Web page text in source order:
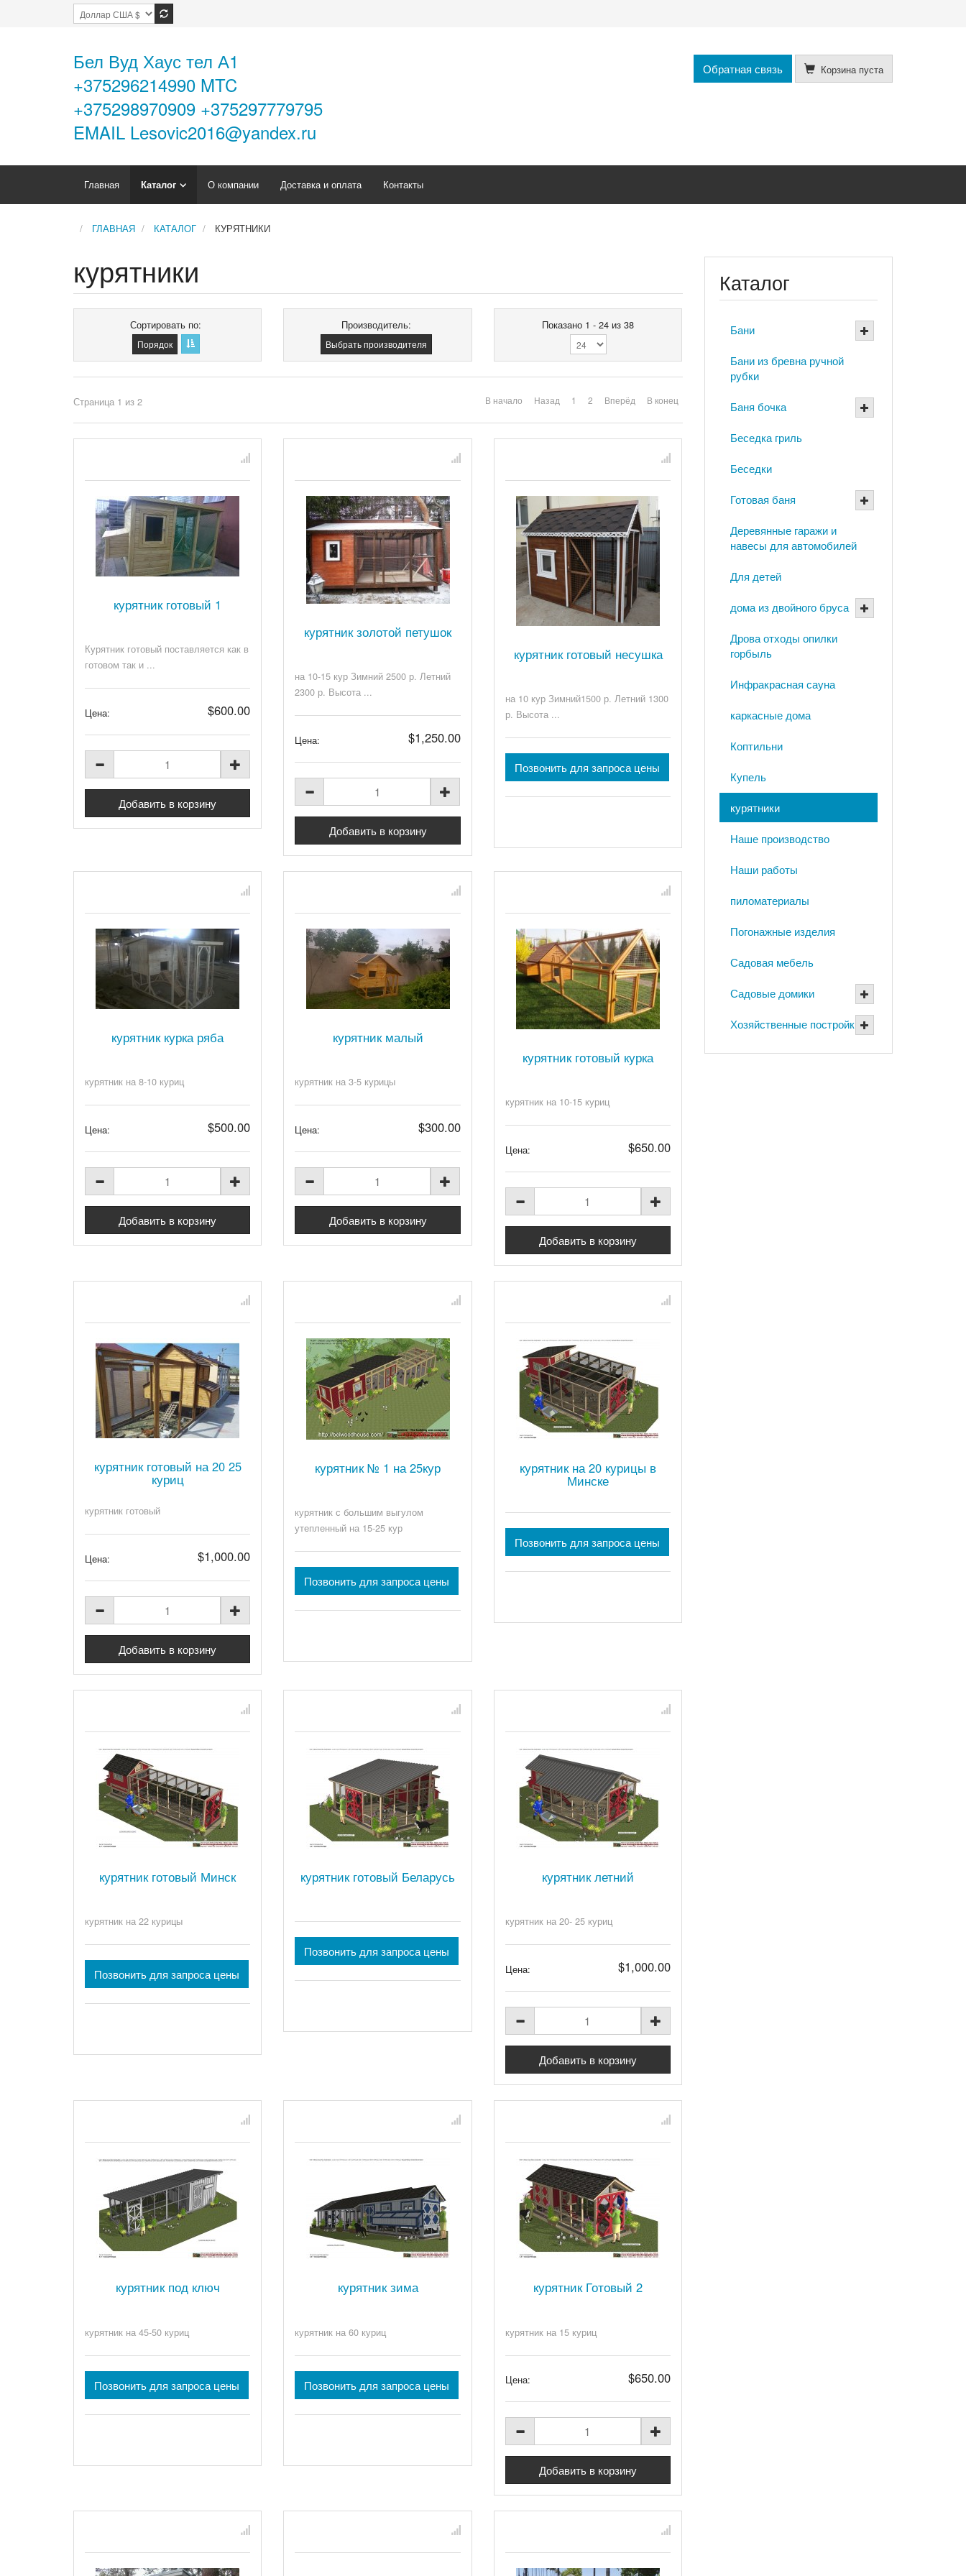
Бел Вуд Хаус тел А1
+375296214990 MTC
+375298970909 +375297779795
EMAIL Lesovic2016@yandex.ru
Обратная связь Корзина пуста
Главная Каталог О компании Доставка и оплата Контакты
ГЛАВНАЯ КАТАЛОГ КУРЯТНИКИ
курятники
Сортировать по
Порядок
Производитель:
Выбрать производителя
Показано 1 - 24 из 38
Страница 1 из 2 В начало Назад 1 2 Вперёд В конец
курятник готовый 1
Курятник готовый поставляется как в
готовом так и ...
Цена: $600.00
курятник золотой петушок
на 10-15 кур Зимний 2500 р. Летний
2300 р. Высота ...
Цена: $1,250.00
курятник готовый несушка
на 10 кур Зимний1500 р. Летний 1300
р. Высота ...
Позвонить для запроса цены
курятник курка ряба
курятник на 8-10 куриц
Цена: $500.00
курятник малый
курятник на 3-5 курицы
Цена: $300.00
курятник готовый курка
курятник на 10-15 куриц
Цена: $650.00
курятник готовый на 20 25
куриц
курятник готовый
Цена: $1,000.00
курятник № 1 на 25кур
курятник с большим выгулом
утепленный на 15-25 кур
Позвонить для запроса цены
курятник на 20 курицы в
Минске
Позвонить для запроса цены
курятник готовый Минск
курятник на 22 курицы
Позвонить для запроса цены
курятник готовый Беларусь
Позвонить для запроса цены
курятник летний
курятник на 20- 25 куриц
Цена: $1,000.00
курятник под ключ
курятник на 45-50 куриц
Позвонить для запроса цены
курятник зима
курятник на 60 куриц
Позвонить для запроса цены
курятник Готовый 2
курятник на 15 куриц
Цена: $650.00
Каталог
Бани
Бани из бревна ручной
рубки
Баня бочка
Беседка гриль
Беседки
Готовая баня
Деревянные гаражи и
навесы для автомобилей
Для детей
дома из двойного бруса
Дрова отходы опилки
горбыль
Инфракрасная сауна
каркасные дома
Коптильни
Купель
курятники
Наше производство
Наши работы
пиломатериалы
Погонажные изделия
Садовая мебель
Садовые домики
Хозяйственные постройки